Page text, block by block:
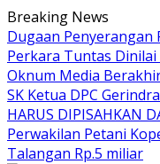
Langsung
ke
konten
Breaking News
Dugaan Penyerangan
Perkara Tuntas Dinilai
Oknum Media
SK Ketua DPC
HARUS DIPISAHKAN
Perwakilan Petani
Talangan Rp.5 miliar